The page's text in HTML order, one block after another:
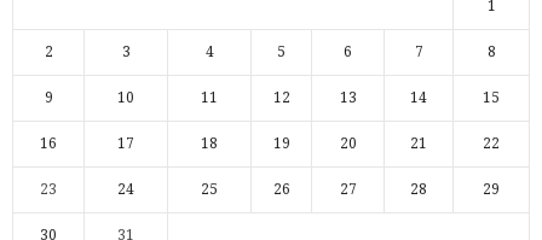
1
2 3 4 5 6 7 8
9 10 11 12 13 14 15
16 17 18 19 20 21 22
23 24 25 26 27 28 29
30 31